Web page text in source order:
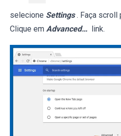
selecione Settings . Faça scroll
Clique em Advanced… link.